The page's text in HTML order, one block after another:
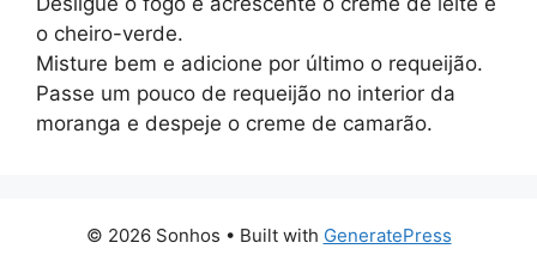
o cheiro-verde.
Misture bem e adicione por último o requeijão.
Passe um pouco de requeijão no interior da
moranga e despeje o creme de camarão.
© 2026 Sonhos • Built with GeneratePress